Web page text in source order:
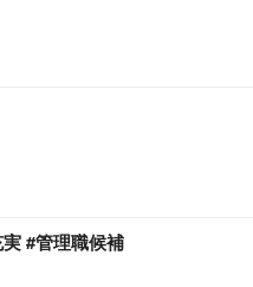
実 #管理職候補